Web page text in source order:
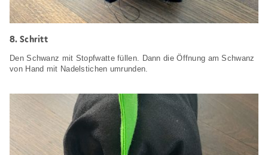
8. Schritt
Den Schwanz mit Stopfwatte füllen. Dann die Öffnung am Schwanz
von Hand mit Nadelstichen umrunden.